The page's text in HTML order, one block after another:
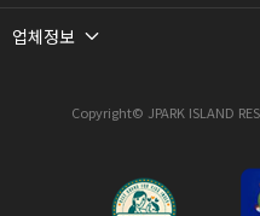
업체정보
Copyright© JPARK ISLAND